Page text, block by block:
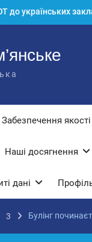
№11» запрошує до
виїхати з окупації
дня боротьби з
Забезпечення якості
Наші досягнення
дані
3 Булінг